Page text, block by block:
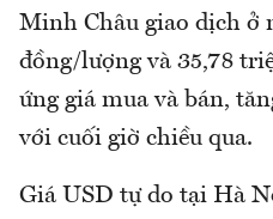
Minh Châu giao dịch ở
đồng/lượng và 35,78
ứng giá mua và bán,
với cuối giờ chiều qua.
Giá USD tự do tại Hà